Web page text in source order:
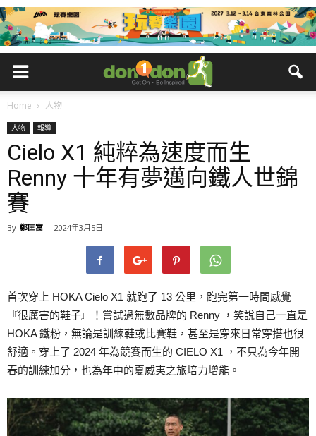
Home 人物
人物 報導
Cielo X1 純粹為速度而生
Renny 十年有夢邁向鐵人世錦
賽
By 鄭匡寓 - 2024年3月5日
首次穿上 HOKA Cielo X1 就跑了 13 公里，跑完第一時間感覺
『很厲害的鞋子』！嘗試過無數品牌的 Renny ，笑說自己一直是
HOKA 鐵粉，無論是訓練鞋或比賽鞋，甚至是穿來日常穿搭也很
舒適。穿上了 2024 年為競賽而生的 CIELO X1 ，不只為今年開
春的訓練加分，也為年中的夏威夷之旅培力增能。